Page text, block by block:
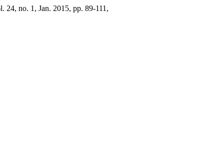
24, no. 1, Jan. 2015, pp. 89-111,